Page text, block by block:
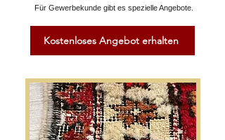
Für Gewerbekunde gibt es spezielle Angebote.
Kostenloses Angebot erhalten